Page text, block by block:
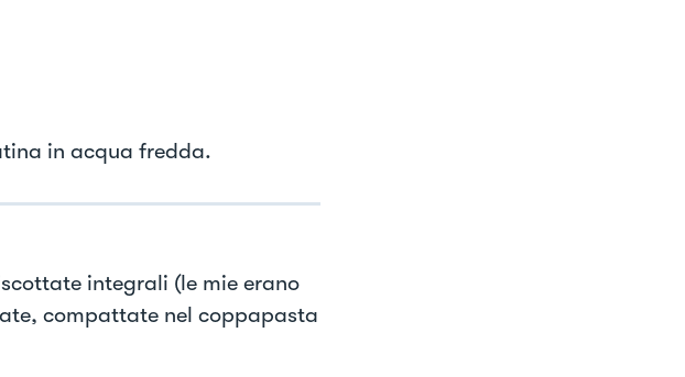
in acqua fredda.
integrali (le mie erano
compattate nel coppapasta